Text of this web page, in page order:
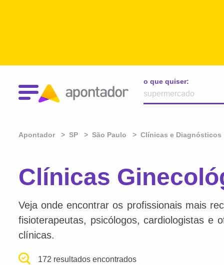
o que quiser:
Apontador SP São Paulo Clínicas e Diagnósticos
Clínicas
Veja onde encontrar os profissionais mais
fisioterapeutas, psicólogos, cardiologistas e
clínicas.
172 resultados encontrados